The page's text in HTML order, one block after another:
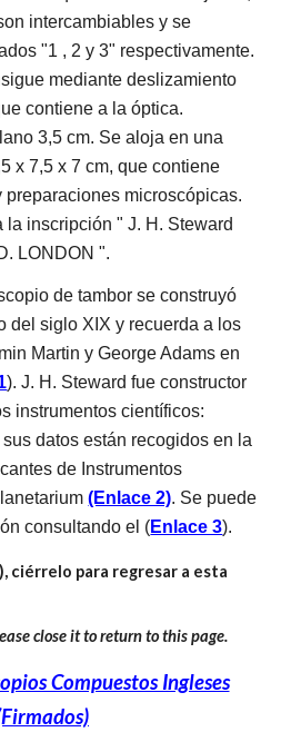
intercambiables y se
"1 , 2 y 3" respectivamente.
mediante deslizamiento
contiene a la óptica.
3,5 cm. Se aloja en una
x 7,5 x 7 cm, que contiene
preparaciones microscópicas.
la inscripción " J. H. Steward
LONDON ".
de tambor se construyó
del siglo XIX y recuerda a los
Martin y George Adams en
). J. H. Steward fue constructor
instrumentos científicos:
datos están recogidos en la
de Instrumentos
(Enlace 2). Se puede
consultando el (Enlace 3).
), ciérrelo para regresar a esta
close it to return to this page.
Compuestos Ingleses